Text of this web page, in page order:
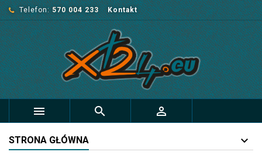
Telefon: 570 004 233 Kontakt
  
STRONA GŁÓWNA